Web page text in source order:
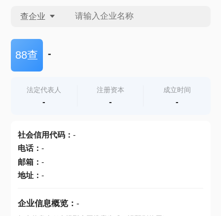
查企业
查企业
查产地
88查 -
法定代表人
-
注册资本
-
成立时间
-
社会信用代码： -
电话： -
邮箱： -
地址： -
企业信息概览： -